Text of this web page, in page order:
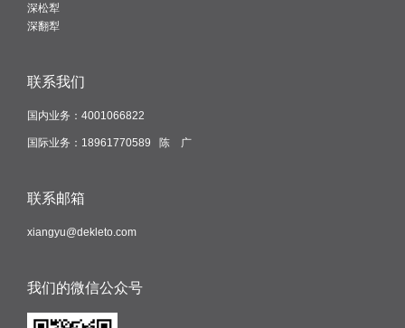
深松犁
深翻犁
联系我们
国内业务：4001066822
国际业务：18961770589 陈 广
联系邮箱
xiangyu@dekleto.com
我们的微信公众号